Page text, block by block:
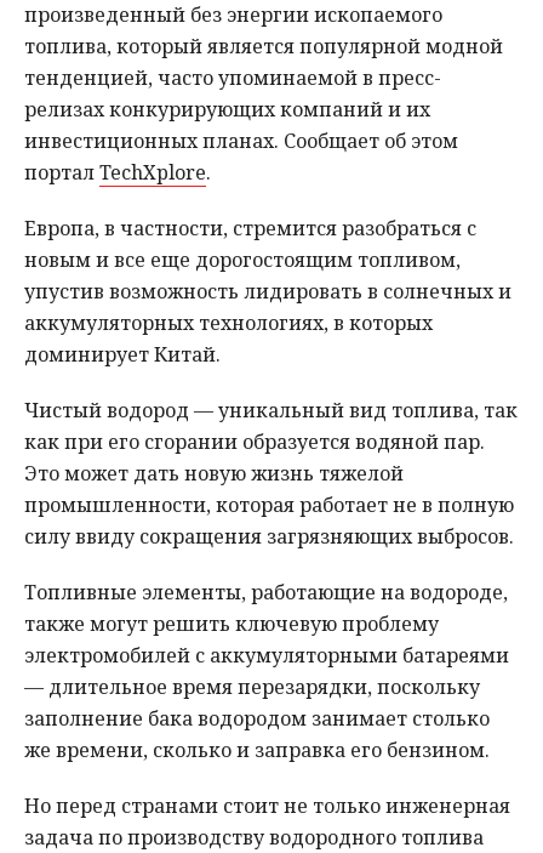
произведенный без энергии ископаемого
топлива, который является популярной модной
тенденцией, часто упоминаемой в пресс-
релизах конкурирующих компаний и их
инвестиционных планах. Сообщает об этом
порталTechXplore.
Европа, в частности, стремится разобраться с
новым и все еще дорогостоящим топливом,
упустив возможность лидировать в солнечных и
аккумуляторных технологиях, в которых
доминирует Китай.
Чистый водород — уникальный вид топлива, так
как при его сгорании образуется водяной пар.
Это может дать новую жизнь тяжелой
промышленности, которая работает не в полную
силу ввиду сокращения загрязняющих выбросов.
Топливные элементы, работающие на водороде,
также могут решить ключевую проблему
электромобилей с аккумуляторными батареями
— длительное время перезарядки, поскольку
заполнение бака водородом занимает столько
же времени, сколько и заправка его бензином.
Но перед странами стоит не только инженерная
задача по производству водородного топлива